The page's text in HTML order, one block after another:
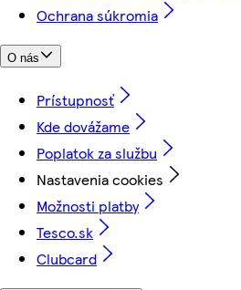
Ochrana súkromia
O nás
Prístupnosť
Kde dovážame
Poplatok za službu
Nastavenia cookies
Možnosti platby
Tesco.sk
Clubcard